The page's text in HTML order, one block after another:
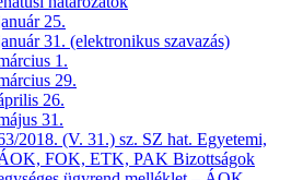
25.
31. (elektronikus szavazás)
1.
29.
26.
31.
2018. (V. 31.) sz. SZ hat. Egyetemi,
FOK, ETK, PAK Bizottságok